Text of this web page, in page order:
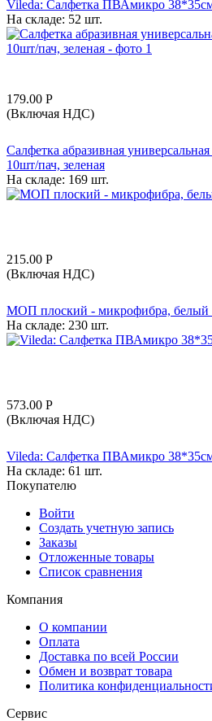
Vileda: Салфетка ПВАмикро
На складе: 52 шт.
179.00 Р
(Включая НДС)
Салфетка абразивная
10шт/пач, зеленая
На складе: 169 шт.
215.00 Р
(Включая НДС)
МОП плоский - микрофибра, белый
На складе: 230 шт.
573.00 Р
(Включая НДС)
Vileda: Салфетка ПВАмикро
На складе: 61 шт.
Покупателю
Войти
Создать учетную запись
Заказы
Отложенные товары
Список сравнения
Компания
О компании
Оплата
Доставка по всей России
Обмен и возврат товара
Политика
Сервис